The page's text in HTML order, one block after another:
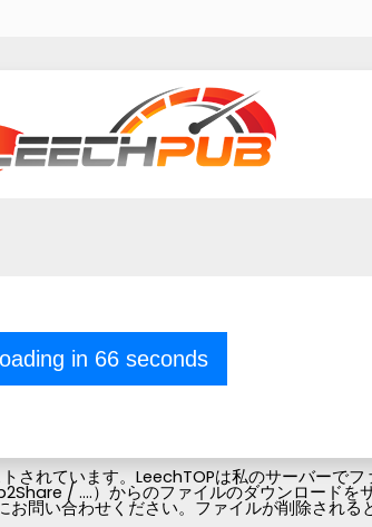
in 66 seconds
れています。LeechTOPは私のサーバーで
/ ....）からのファイルのダウンロードを
問い合わせください。ファイルが削除される